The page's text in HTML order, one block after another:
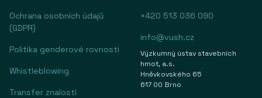
Ochrana osobních údajů
(GDPR)
Politika genderové rovnosti
Whistleblowing
Transfer znalostí
+420 513 036 090
info@vush.cz
Výzkumný ústav stavebních
hmot, a.s.
Hněvkovského 65
617 00 Brno